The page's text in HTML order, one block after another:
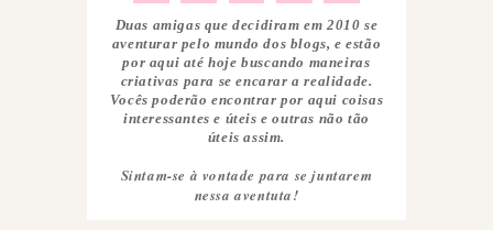
Duas amigas que decidiram em 2010 se
aventurar pelo mundo dos blogs, e estão
por aqui até hoje buscando maneiras
criativas para se encarar a realidade.
Vocês poderão encontrar por aqui coisas
interessantes e úteis e outras não tão
úteis assim.
Sintam-se à vontade para se juntarem
nessa aventuta!